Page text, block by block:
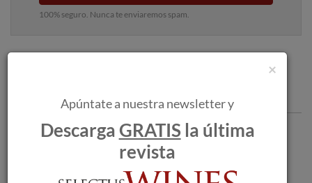
100% seguro. Nunca te enviaremos spam.
Articulos recomendados
Vallformosa hace un donativo de 5.000
euros a Cáritas Interparroquial de
Vilafranca del Penedès
×
Apúntate a nuestra newsletter y
DescargaGRATIS la última
revista